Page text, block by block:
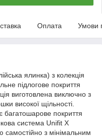
Оплата Умови
ялинка) з колекція
підлогове покриття
виготовлена ​​виключно з
високої щільності.
багатошарове покриття
система Unifit X
самостійно з мінімальним